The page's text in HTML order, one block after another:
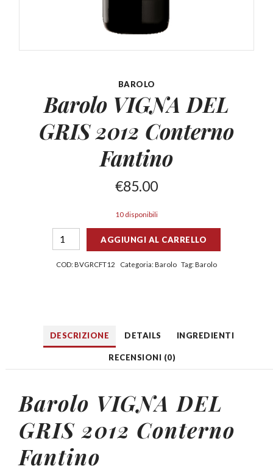
BAROLO
Barolo VIGNA DEL
GRIS2012 Conterno
Fantino
€85.00
10 disponibili
AGGIUNGI AL CARRELLO
COD: BVGRCFT12 Categoria: Barolo Tag: Barolo
DESCRIZIONE DETAILS INGREDIENTI
RECENSIONI (0)
Barolo VIGNA DEL
GRIS 2012 Conterno
Fantino